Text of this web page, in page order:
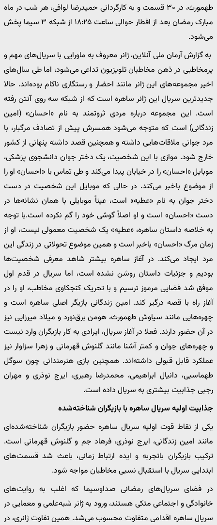
طهمورث، در ۳۰ قسمت و به کارگردانی حمیدرضا لوافی، هر شب در ماه
مبارک رمضان بعد از افطار حوالی ساعت ۱۸:۲۵ از شبکه ۳ سیما پخش
می‌شود.
به گزارش آرمان ملی آنلاین، ژانر معروف به ماورایی با سریال‌های مهم و
پرمخاطبی در ذهن مخاطبان تلویزیون تداعی می‌شود، اما طی سال‌های
اخیر مجموعه‌های این ژانر مانند احضار و رستگاری ناکام بوده‌اند. حالا
جدیدترین سریال این ژانر ساهره است که از شبکه سه روی آنتن رفته
است. این مجموعه درباره مردی ثروتمند به نام «احسان» (امین
زندگانی) است که متوجه می‌شود همسرش پیش از تصادف مرگبار، با
مرد جوانی ملاقات‌هایی داشته و همچنین قصد داشته پنهانی از کشور
خارج شود. موازی با این شخصیت، یک دختر جوان دانشجوی پزشکی،
موبایل «احسان» را در خیابان پیدا می‌کند و طی تماس با «احسان» او را
از موضوع باخبر می‌کند. در حالی که موبایل این شخصیت در دست
دختر جوان به نام «عطیه» است، عیناً موبایلی با همان نشانه‌ها در
دست «احسان» است و او اصلاً گوشی خود را گم نکرده است.با توجه
به خلاصه داستان ساهره، «عطیه» یک شخصیت معمولی نیست، او از
زمان مرگ «احسان» باخبر است و همین موضوع تحولاتی در زندگی این
مرد ایجاد می‌کند. در آغاز ساهره بیشتر شاهد معرفی شخصیت‌ها
بودیم و جزئیات داستان روشن نشده است، اما سریال در قدم اول
موفق شد فضایی مرموز ترسیم و با تحریک کنجکاوی مخاطب، او را در
آغاز راه با قصه درگیر کند. امین زندگانی بازیگر اصلی ساهره است و
چهره‌هایی مانند سیاوش طهمورث، هومن برق‌نورد و میلاد میرزایی نیز
در آن حضور دارند. فعلا در آغاز سریال، ایرادی به کار بازیگران وارد نیست
و چهره‌های جوان و کمتر آشنا مانند گلنوش قهرمانی و زهرا سزاوار نیز
عملکرد قابل قبولی داشته‌اند. همچنین بازی هنرمندانی چون سوگل
طهماسبی، دانیال ابراهیمی، محمدرضا رهبری، ایرج نوذری و مهران
رجبی جذابیت بیشتری به سریال داده است.
جذابیت اولیه سریال ساهره با بازیگران شناخته‌شده
یکی از نقاط قوت اولیه سریال ساهره حضور بازیگران شناخته‌شده‌ای
مانند امین زندگانی، ایرج نوذری، فرهاد جم و گلنوش قهرمانی است.
ترکیب بازیگران باتجربه و ایده ارتباط زمانی، باعث شد قسمت‌های
ابتدایی سریال با استقبال نسبی مخاطبان مواجه شود.
در فضای سریال‌های رمضانی صداوسیما که اغلب به روایت‌های
خانوادگی و اجتماعی متکی هستند، ورود به ژانر شبه‌علمی و معمایی در
سریال ساهره اقدامی متفاوت محسوب می‌شد. همین تفاوت ژانری، در